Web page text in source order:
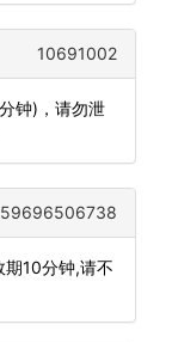
10691002
钟)，请勿泄
期10分钟,请不